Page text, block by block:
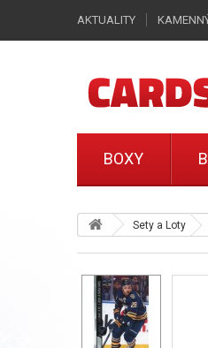
Sety a Loty
AKTUALITY
BOXY